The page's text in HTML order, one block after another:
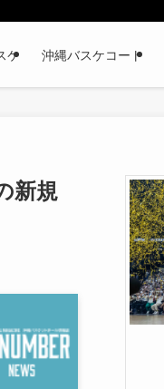
ケ 沖縄バスケコート
新規